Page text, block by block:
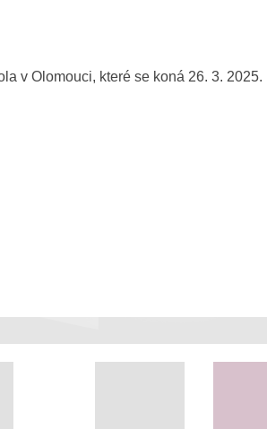
v Olomouci, které se koná 26. 3. 2025.